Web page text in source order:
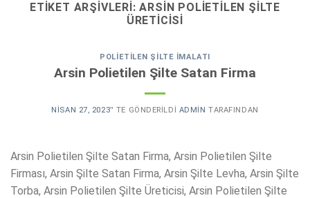
ETIKET ARŞIVLERI:ARSIN POLIETILEN ŞILTE
ÜRETICISI
POLIETILEN ŞILTE İMALATI
Arsin Polietilen Şilte Satan Firma
NISAN 27, 2023’' TE GÖNDERILDI ADMIN TARAFINDAN
Arsin Polietilen Şilte Satan Firma, Arsin Polietilen Şilte
Firması, Arsin Şilte Satan Firma, Arsin Şilte Levha, Arsin Şilte
Torba, Arsin Polietilen Şilte Üreticisi, Arsin Polietilen Şilte